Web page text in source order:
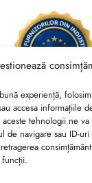
experiență,
accesa informațiile
tehnologii ne
de navigare sau ID-
funcții.
Shoes By
J40/13882/
Nr. 53,